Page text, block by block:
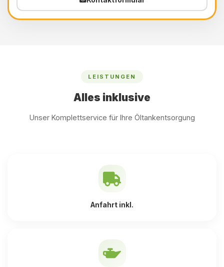
LEISTUNGEN
Alles inklusive
Unser Komplettservice für Ihre Öltankentsorgung
Anfahrt inkl.